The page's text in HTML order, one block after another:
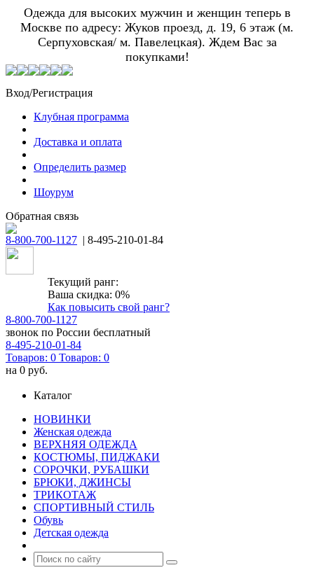
Одежда для высоких мужчин и женщин теперь в
Москве по адресу: Жуков проезд, д. 19, 6 этаж (м.
Серпуховская/ м. Павелецкая). Ждем Вас за
покупками!
Вход/Регистрация
Клубная программа
Доставка и оплата
Определить размер
Шоурум
Обратная связь
8-800-700-1127 | 8-495-210-01-84
Текущий ранг:
Ваша скидка: 0%
Как повысить свой ранг?
8-800-700-1127
звонок по России бесплатный
8-495-210-01-84
Товаров: 0 Товаров: 0
на 0 руб.
Каталог
НОВИНКИ
Женская одежда
ВЕРХНЯЯ ОДЕЖДА
КОСТЮМЫ, ПИДЖАКИ
СОРОЧКИ, РУБАШКИ
БРЮКИ, ДЖИНСЫ
ТРИКОТАЖ
СПОРТИВНЫЙ СТИЛЬ
Обувь
Детская одежда